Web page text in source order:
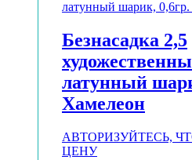
Безнасадка 2,5
латунный
Хамелеон
АВТОРИЗУЙТЕСЬ,
ЦЕНУ